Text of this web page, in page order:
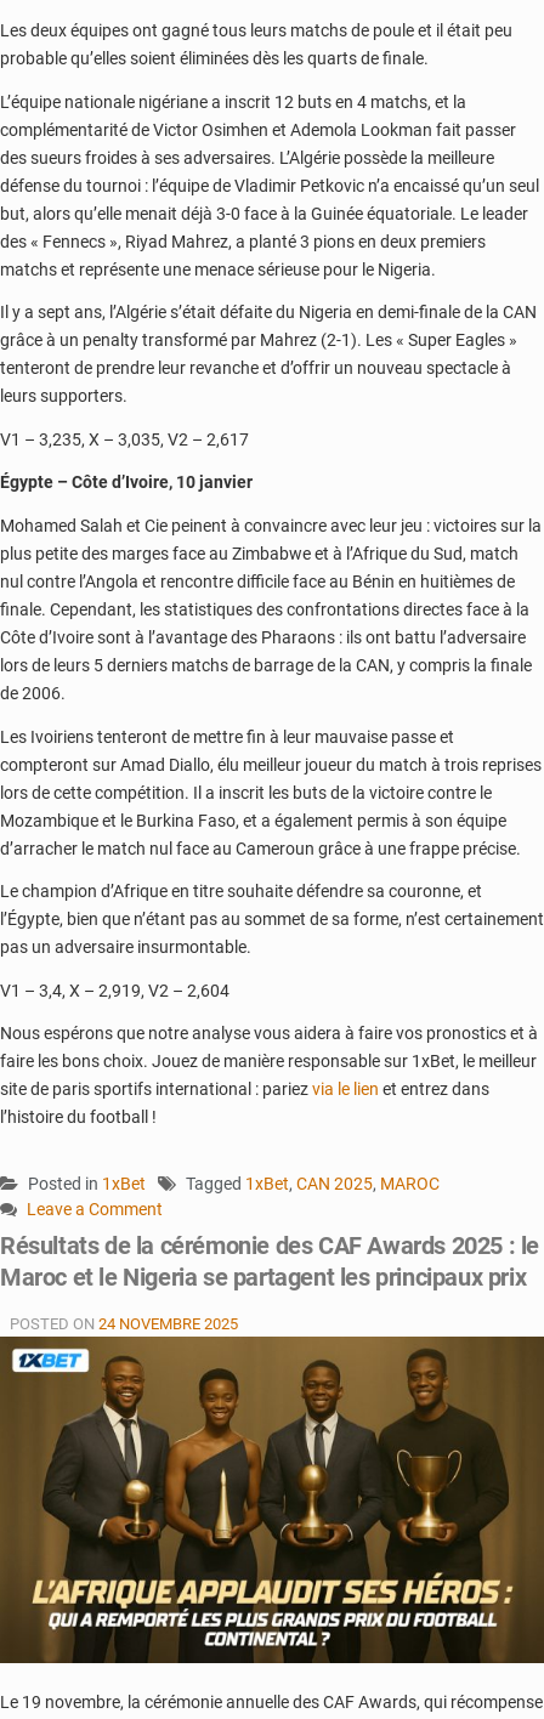
Les deux équipes ont gagné tous leurs matchs de poule et il était peu
probable qu’elles soient éliminées dès les quarts de finale.
L’équipe nationale nigériane a inscrit 12 buts en 4 matchs, et la
complémentarité de Victor Osimhen et Ademola Lookman fait passer
des sueurs froides à ses adversaires. L’Algérie possède la meilleure
défense du tournoi : l’équipe de Vladimir Petkovic n’a encaissé qu’un seul
but, alors qu’elle menait déjà 3-0 face à la Guinée équatoriale. Le leader
des « Fennecs », Riyad Mahrez, a planté 3 pions en deux premiers
matchs et représente une menace sérieuse pour le Nigeria.
Il y a sept ans, l’Algérie s’était défaite du Nigeria en demi-finale de la CAN
grâce à un penalty transformé par Mahrez (2-1). Les « Super Eagles »
tenteront de prendre leur revanche et d’offrir un nouveau spectacle à
leurs supporters.
V1 – 3,235, X – 3,035, V2 – 2,617
Égypte – Côte d’Ivoire, 10 janvier
Mohamed Salah et Cie peinent à convaincre avec leur jeu : victoires sur la
plus petite des marges face au Zimbabwe et à l’Afrique du Sud, match
nul contre l’Angola et rencontre difficile face au Bénin en huitièmes de
finale. Cependant, les statistiques des confrontations directes face à la
Côte d’Ivoire sont à l’avantage des Pharaons : ils ont battu l’adversaire
lors de leurs 5 derniers matchs de barrage de la CAN, y compris la finale
de 2006.
Les Ivoiriens tenteront de mettre fin à leur mauvaise passe et
compteront sur Amad Diallo, élu meilleur joueur du match à trois reprises
lors de cette compétition. Il a inscrit les buts de la victoire contre le
Mozambique et le Burkina Faso, et a également permis à son équipe
d’arracher le match nul face au Cameroun grâce à une frappe précise.
Le champion d’Afrique en titre souhaite défendre sa couronne, et
l’Égypte, bien que n’étant pas au sommet de sa forme, n’est certainement
pas un adversaire insurmontable.
V1 – 3,4, X – 2,919, V2 – 2,604
Nous espérons que notre analyse vous aidera à faire vos pronostics et à
faire les bons choix. Jouez de manière responsable sur 1xBet, le meilleur
site de paris sportifs international : pariezvia le lien et entrez dans
l’histoire du football !
Posted in 1xBet Tagged 1xBet, CAN 2025, MAROC
Leave a Comment
on
CAN
2025
pariez
sur
finale
du
tournoi
Résultats de la cérémonie des CAF Awards 2025 : le
Maroc et le Nigeria se partagent les principaux prix
POSTED ON 24 NOVEMBRE 2025
Le 19 novembre, la cérémonie annuelle des CAF Awards, qui récompense